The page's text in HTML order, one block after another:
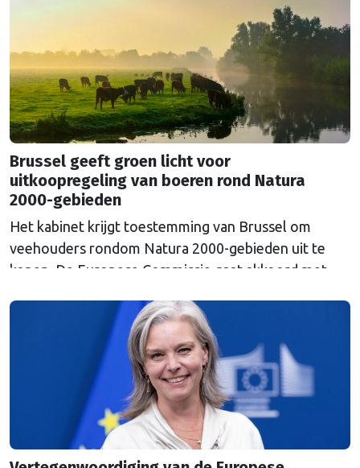
Euroclear parkeerde. De EU bevroor dat geld na de
Continued
Brussel geeft groen licht voor
uitkoopregeling van boeren rond Natura
2000-gebieden
Het kabinet krijgt toestemming van Brussel om
veehouders rondom Natura 2000-gebieden uit te
kopen. De Europese Commissie gaat akkoord met